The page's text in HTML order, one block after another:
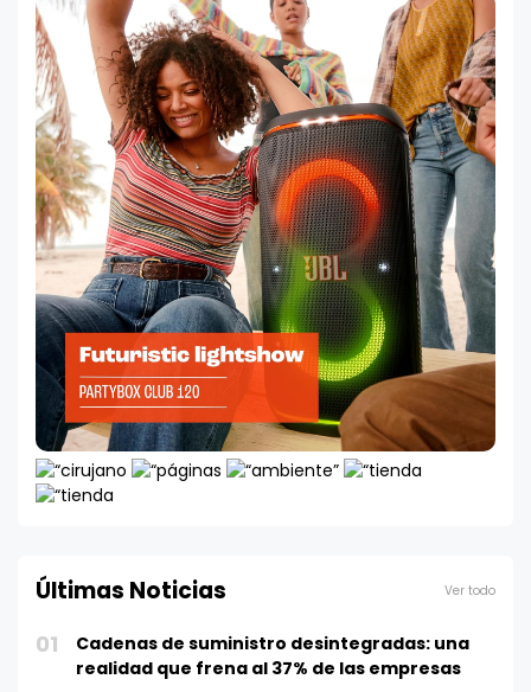
Últimas Noticias Ver todo
01
Cadenas de suministro desintegradas: una
realidad que frena al 37% de las empresas